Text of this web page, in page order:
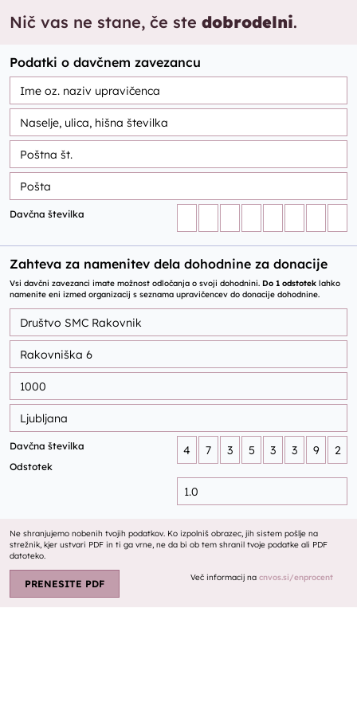
Nič vas ne stane, če ste dobrodelni.
Podatki o davčnem zavezancu
Davčna številka
Zahteva za namenitev dela dohodnine za donacije
Vsi davčni zavezanci imate možnost odločanja o svoji dohodnini. Do 1 odstotek lahko
namenite eni izmed organizacij s seznama upravičencev do donacije dohodnine.
Davčna številka
Odstotek
Ne shranjujemo nobenih tvojih podatkov. Ko izpolniš obrazec, jih sistem pošlje na
strežnik, kjer ustvari PDF in ti ga vrne, ne da bi ob tem shranil tvoje podatke ali PDF
datoteko.
PRENESITE PDF
Več informacij na cnvos.si/enprocent